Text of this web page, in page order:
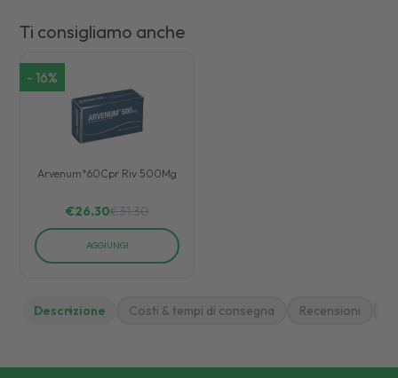
Ti consigliamo anche
- 16%
Arvenum*60Cpr Riv 500Mg
€26.30€31.30
AGGIUNGI
Descrizione Costi & tempi di consegna Recensioni